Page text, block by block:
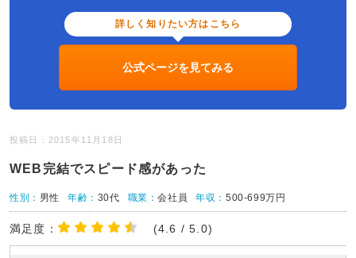
詳しく知りたい方はこちら
公式ページを見てみる
投稿日：2015年11月18日
WEB完結でスピード感があった
性別： 男性 年齢： 30代 職業：会社員 年収：500-699万円
満足度： (4.6 / 5.0)